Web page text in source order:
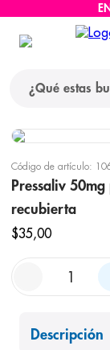
Código de artículo:
Pressaliv
recubierta
$35,00
Descripción
términos
1. protector
2. pañales
3.
5. nivea